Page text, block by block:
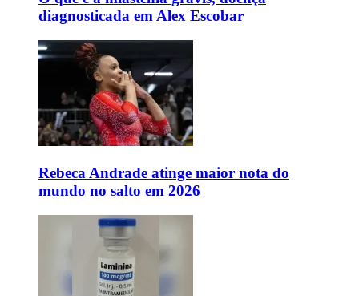
diagnosticada em Alex Escobar
Rebeca Andrade atinge maior nota do
mundo no salto em 2026